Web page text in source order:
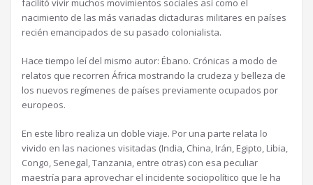
facilitó vivir muchos movimientos sociales así como el
nacimiento de las más variadas dictaduras militares en países
recién emancipados de su pasado colonialista.
Hace tiempo leí del mismo autor: Ébano. Crónicas a modo de
relatos que recorren África mostrando la crudeza y belleza de
los nuevos regímenes de países previamente ocupados por
europeos.
En este libro realiza un doble viaje. Por una parte relata lo
vivido en las naciones visitadas (India, China, Irán, Egipto, Libia,
Congo, Senegal, Tanzania, entre otras) con esa peculiar
maestría para aprovechar el incidente sociopolítico que le ha